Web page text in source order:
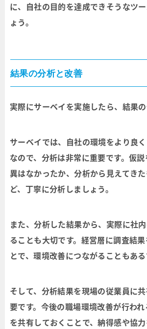
に、自社の目的を達成できそうなツ
ょう。
結果の分析と改善
実際にサーベイを実施したら、結果の
サーベイでは、自社の環境をより良
なので、分析は非常に重要です。仮
異はなかったか、分析から見えてき
ど、丁寧に分析しましょう。
また、分析した結果から、実際に社
ることも大切です。経営層に調査結
とで、環境改善につながることもある
そして、分析結果を現場の従業員に
要です。今後の職場環境改善が行わ
を共有しておくことで、納得感や協